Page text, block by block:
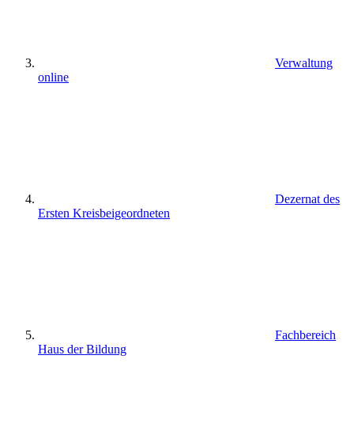
Verwaltung
online
Dezernat des
Ersten Kreisbeigeordneten
Fachbereich
Haus der Bildung